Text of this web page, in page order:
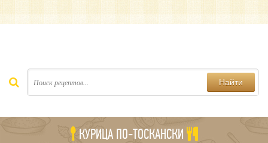
Найти
КУРИЦА ПО-ТОСКАНСКИ